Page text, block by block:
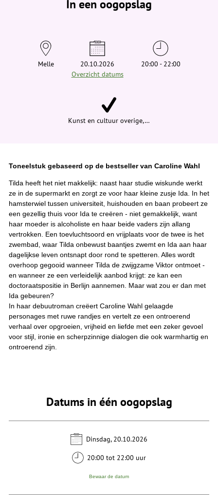
i
In een oogopslag
Melle
20.10.2026
Overzicht datums
20:00 - 22:00
Kunst en cultuur overige,…
Toneelstuk gebaseerd op de bestseller van Caroline Wahl
Tilda heeft het niet makkelijk: naast haar studie wiskunde werkt
ze in de supermarkt en zorgt ze voor haar kleine zusje Ida. In het
hamsterwiel tussen universiteit, huishouden en baan probeert ze
een gezellig thuis voor Ida te creëren - niet gemakkelijk, want
haar moeder is alcoholiste en haar beide vaders zijn allang
vertrokken. Een toevluchtsoord en vrijplaats voor de twee is het
zwembad, waar Tilda onbewust baantjes zwemt en Ida aan haar
dagelijkse leven ontsnapt door rond te spetteren. Alles wordt
overhoop gegooid wanneer Tilda de zwijgzame Viktor ontmoet -
en wanneer ze een verleidelijk aanbod krijgt: ze kan een
doctoraatspositie in Berlijn aannemen. Maar wat zou er dan met
Ida gebeuren?
In haar debuutroman creëert Caroline Wahl gelaagde
personages met ruwe randjes en vertelt ze een ontroerend
verhaal over opgroeien, vrijheid en liefde met een zeker gevoel
voor stijl, ironie en scherpzinnige dialogen die ook warmhartig en
ontroerend zijn.
Datums in één oogopslag
Dinsdag, 20.10.2026
20:00 tot 22:00 uur
Bewaar de datum